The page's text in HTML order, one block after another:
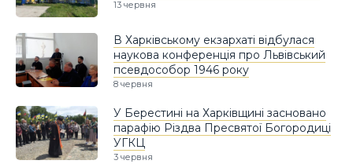
13 червня
В Харківському екзархаті відбулася
наукова конференція про Львівський
псевдособор 1946 року
8 червня
У Берестині на Харківщині засновано
парафію Різдва Пресвятої Богородиці
УГКЦ
3 червня